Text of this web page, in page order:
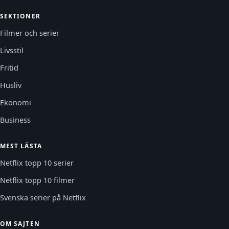
SEKTIONER
Filmer och serier
Livsstil
Fritid
Husliv
Ekonomi
Business
MEST LÄSTA
Netflix topp 10 serier
Netflix topp 10 filmer
Svenska serier på Netflix
OM SAJTEN